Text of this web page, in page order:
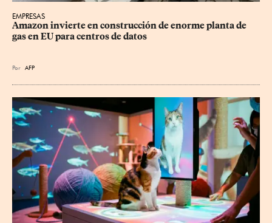
EMPRESAS
Amazon invierte en construcción de enorme planta de
gas en EU para centros de datos
Por AFP